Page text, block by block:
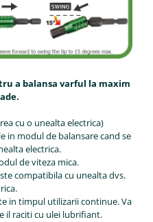
a balansa varful la maxim
cu o unealta electrica)
in modul de balansare cand se
electrica.
de viteza mica.
compatibila cu unealta dvs.
in timpul utilizarii continue. Va
il raciti cu ulei lubrifiant.